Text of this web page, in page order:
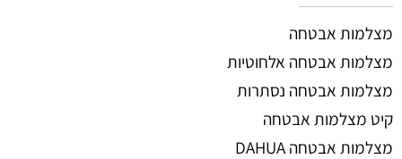
מצלמות אבטחה
מצלמות אבטחה אלחוטיות
מצלמות אבטחה נסתרות
קיט מצלמות אבטחה
מצלמות אבטחה DAHUA